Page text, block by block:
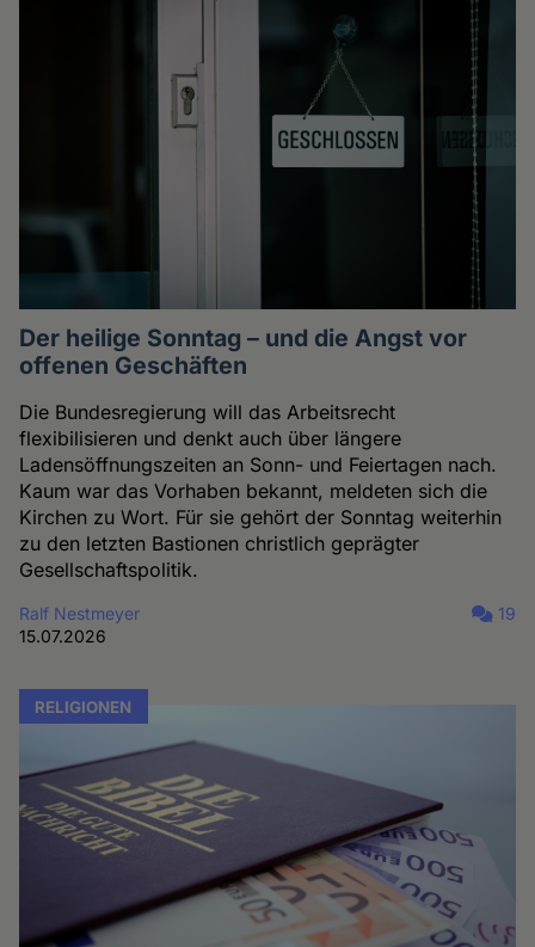
Der heilige Sonntag – und die Angst vor
offenen Geschäften
Die Bundesregierung will das Arbeitsrecht
flexibilisieren und denkt auch über längere
Ladensöffnungszeiten an Sonn- und Feiertagen nach.
Kaum war das Vorhaben bekannt, meldeten sich die
Kirchen zu Wort. Für sie gehört der Sonntag weiterhin
zu den letzten Bastionen christlich geprägter
Gesellschaftspolitik.
Ralf Nestmeyer
15.07.2026
19
RELIGIONEN